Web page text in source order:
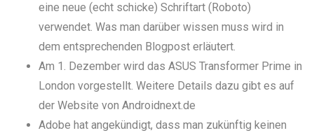
eine neue (echt schicke) Schriftart (Roboto)
verwendet. Was man darüber wissen muss wird in
dem entsprechenden Blogpost erläutert.
Am 1. Dezember wird das ASUS Transformer Prime in
London vorgestellt. Weitere Details dazu gibt es auf
der Website von Androidnext.de
Adobe hat angekündigt, dass man zukünftig keinen